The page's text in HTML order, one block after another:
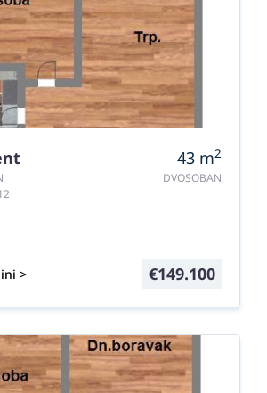
43 m2
DVOSOBAN
> €149.100